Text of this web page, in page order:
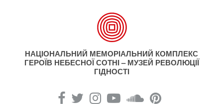
НАЦІОНАЛЬНИЙ МЕМОРІАЛЬНИЙ КОМПЛЕКС
ГЕРОЇВ НЕБЕСНОЇ СОТНІ – МУЗЕЙ РЕВОЛЮЦІЇ
ГІДНОСТІ